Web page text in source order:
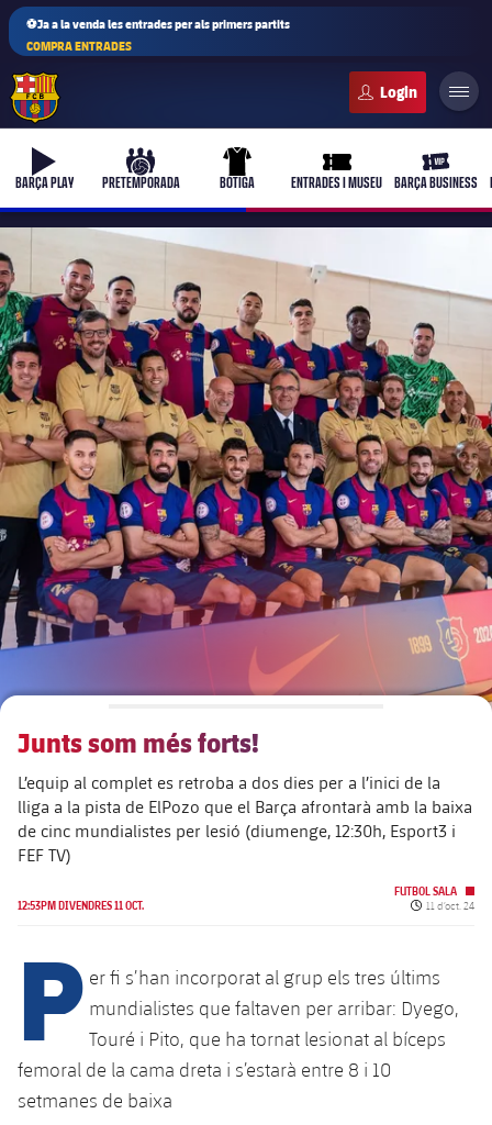
⚽Ja a la venda les entrades per als primers partits
COMPRA ENTRADES
b-play
BARÇA PLAY
culers-ball
PRETEMPORADA
uniform
BOTIGA
ticket-full
ENTRADES I MUSEU
ticket-
BARÇA BUSINESS
plusicon
més
Junta Directiva
label.aria.chevronright
Òrgans
chevron-right
label.aria.chevronright
Documents
Comissions i òrgans
chevron-right
label.aria.chevronright
plusicon
més
Més que un club
Masia 360
Dècada a dècada
Presidents
Entrenadors
Centre de documentació
plusicon
més
Instal·lacions
Junts som més forts!
L’equip al complet es retroba a dos dies per a l’inici de la
lliga a la pista de ElPozo que el Barça afrontarà amb la baixa
de cinc mundialistes per lesió (diumenge, 12:30h, Esport3 i
FEF TV)
12:53PM DIVENDRES 11 OCT.
FUTBOL SALA
Data de
11 d’oct. 24
P er fi s’han incorporat al grup els tres últims
mundialistes que faltaven per arribar: Dyego,
Touré i Pito, que ha tornat lesionat al bíceps
femoral de la cama dreta i s’estarà entre 8 i 10
setmanes de baixa